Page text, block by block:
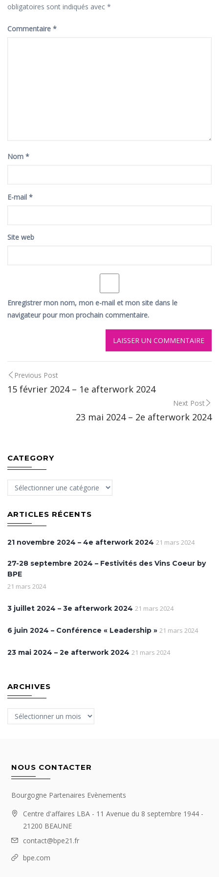
obligatoires sont indiqués avec *
Commentaire *
Nom *
E-mail *
Site web
Enregistrer mon nom, mon e-mail et mon site dans le
navigateur pour mon prochain commentaire.
Post
navigation
Previous Post
15 février 2024 – 1e afterwork 2024
Next Post
23 mai 2024 – 2e afterwork 2024
CATEGORY
Category
ARTICLES RÉCENTS
21 novembre 2024 – 4e afterwork 2024 21 mars 2024
27-28 septembre 2024 – Festivités des Vins Coeur by
BPE
21 mars 2024
3 juillet 2024 – 3e afterwork 2024 21 mars 2024
6 juin 2024 – Conférence « Leadership » 21 mars 2024
23 mai 2024 – 2e afterwork 2024 21 mars 2024
ARCHIVES
Archives
NOUS CONTACTER
Bourgogne Partenaires Evènements
Centre d'affaires LBA - 11 Avenue du 8 septembre 1944 -
21200 BEAUNE
contact@bpe21.fr
bpe.com